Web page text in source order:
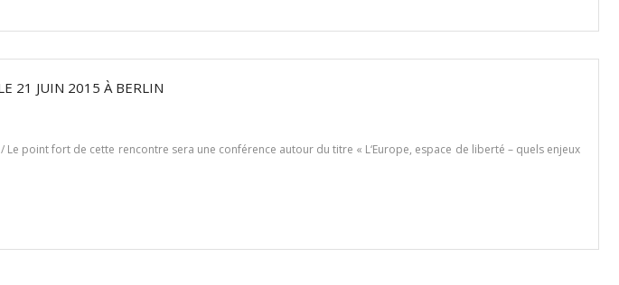
21 JUIN 2015 À BERLIN
point fort de cette rencontre sera une conférence autour du titre « L‘Europe, espace de liberté – quels enjeux